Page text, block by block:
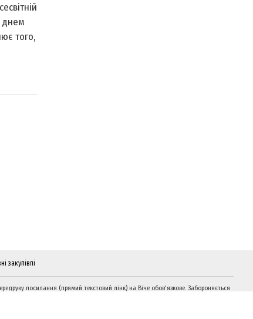
днем
того,
закупівлі
посилання (прямий текстовий лінк) на Віче обов'язкове. Забороняється